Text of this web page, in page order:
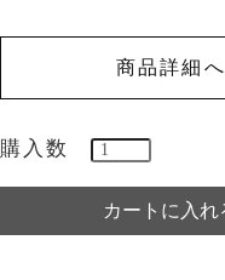
商品詳細へ
購入数